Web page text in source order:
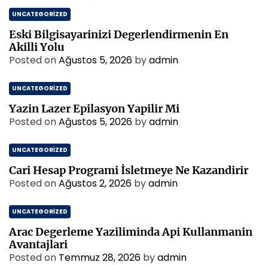
UNCATEGORIZED
Eski Bilgisayarinizi Degerlendirmenin En
Akilli Yolu
Posted onAğustos 5, 2026 byadmin
UNCATEGORIZED
Yazin Lazer Epilasyon Yapilir Mi
Posted onAğustos 5, 2026 byadmin
UNCATEGORIZED
Cari Hesap Programi İsletmeye Ne Kazandirir
Posted onAğustos 2, 2026 byadmin
UNCATEGORIZED
Arac Degerleme Yaziliminda Api Kullanmanin
Avantajlari
Posted on Temmuz 28, 2026 byadmin